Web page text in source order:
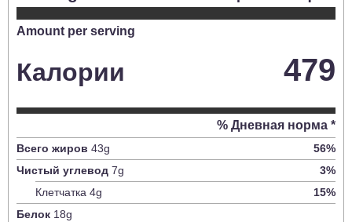
Amount per serving
Калории 479
% Дневная норма *
Всего жиров 43g 56%
Чистый углевод 7g 3%
Клетчатка 4g 15%
Белок 18g